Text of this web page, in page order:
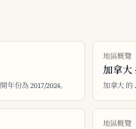
份為 2017/2024。
地區概覽
加拿大
加拿大 的
地區概覽